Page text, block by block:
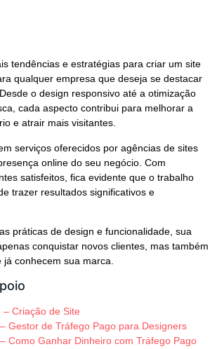
tendências e estratégias para criar um site
qualquer empresa que deseja se destacar
o design responsivo até a otimização
cada aspecto contribui para melhorar a
e atrair mais visitantes.
serviços oferecidos por agências de sites
online do seu negócio. Com
satisfeitos, fica evidente que o trabalho
trazer resultados significativos e
práticas de design e funcionalidade, sua
conquistar novos clientes, mas também
conhecem sua marca.
– Criação de Site
Gestor de Tráfego Pago para Designers
Como Ganhar Dinheiro com Tráfego Pago